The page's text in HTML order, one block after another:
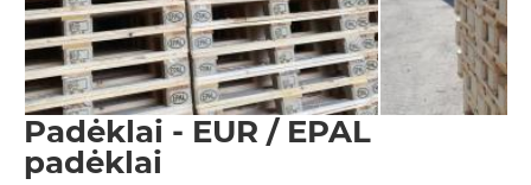
Padėklai - EUR / EPAL
padėklai